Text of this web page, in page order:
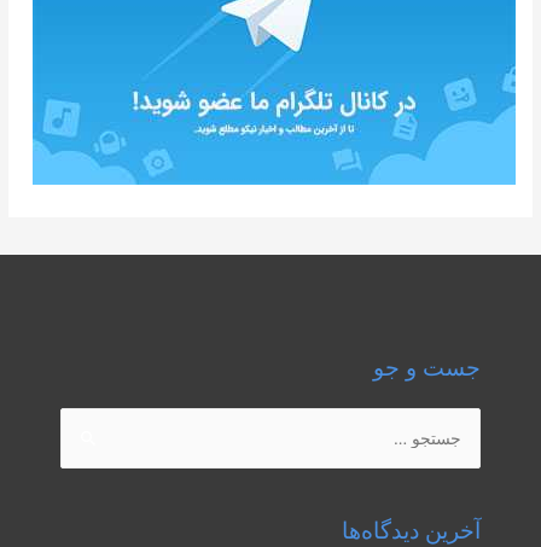
جست و جو
برای:
آخرین دیدگاه‌ها